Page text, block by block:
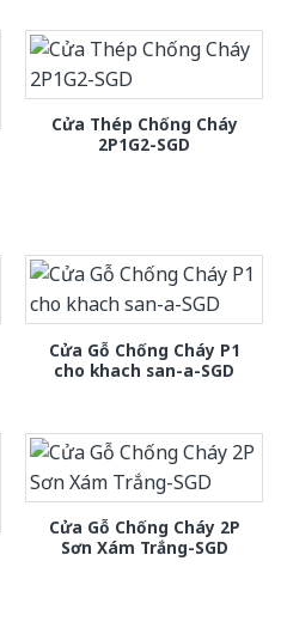
Cửa Thép Chống Cháy
2P1G2-SGD
Cửa Gỗ Chống Cháy P1
cho khach san-a-SGD
Cửa Gỗ Chống Cháy 2P
Sơn Xám Trắng-SGD